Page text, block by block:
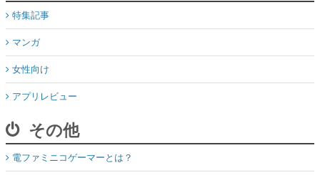
特集記事
マンガ
女性向け
アプリレビュー
その他
電ファミニコゲーマーとは？